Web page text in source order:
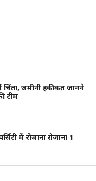
चिंता, जमीनी हकीकत जानने
टीम
में रोजाना रोजाना 1